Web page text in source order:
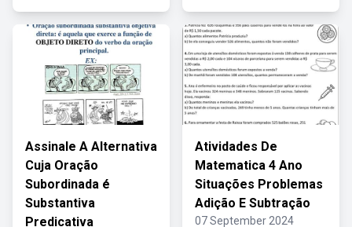
Assinale A Alternativa
Cuja Oração
Subordinada é
Substantiva
Predicativa
Atividades De
Matematica 4 Ano
Situações Problemas
Adição E Subtração
07 September 2024